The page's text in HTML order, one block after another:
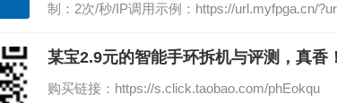
制：2次/秒/IP调用示例：https://url.myfpga.cn/
n/e3k...
某宝2.9元的智能手环拆机与评测，真香！
购买链接：https://s.click.taobao.com/